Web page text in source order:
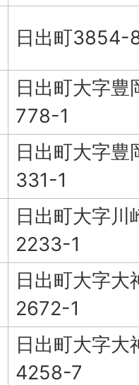
日出町3854-
日出町大字豊
778-1
日出町大字豊
331-1
日出町大字川
2233-1
日出町大字大
2672-1
日出町大字大
4258-7